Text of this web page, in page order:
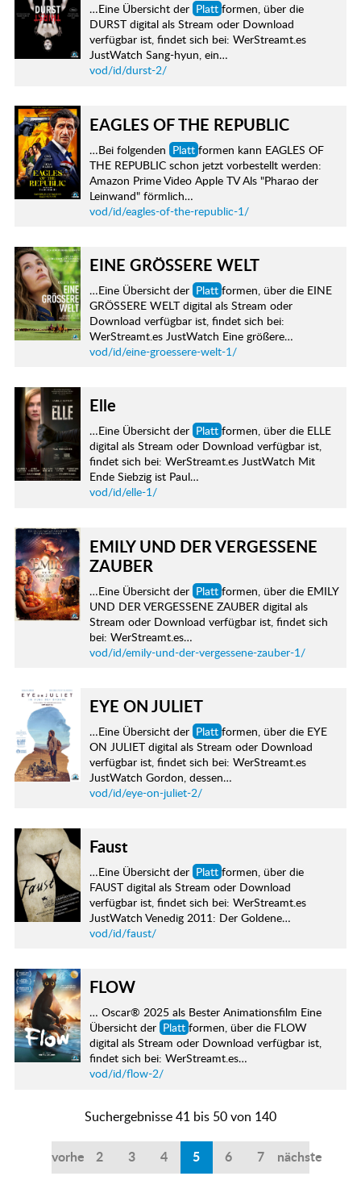
…Eine Übersicht der Platt formen, über die
DURST digital als Stream oder Download
verfügbar ist, findet sich bei: WerStreamt.es
JustWatch Sang-hyun, ein…
vod/id/durst-2/
EAGLES OF THE REPUBLIC
…Bei folgenden Platt formen kann EAGLES OF
THE REPUBLIC schon jetzt vorbestellt werden:
Amazon Prime Video Apple TV Als "Pharao der
Leinwand" förmlich…
vod/id/eagles-of-the-republic-1/
EINE GRÖSSERE WELT
…Eine Übersicht der Platt formen, über die EINE
GRÖSSERE WELT digital als Stream oder
Download verfügbar ist, findet sich bei:
WerStreamt.es JustWatch Eine größere…
vod/id/eine-groessere-welt-1/
Elle
…Eine Übersicht der Platt formen, über die ELLE
digital als Stream oder Download verfügbar ist,
findet sich bei: WerStreamt.es JustWatch Mit
Ende Siebzig ist Paul…
vod/id/elle-1/
EMILY UND DER VERGESSENE
ZAUBER
…Eine Übersicht der Platt formen, über die EMILY
UND DER VERGESSENE ZAUBER digital als
Stream oder Download verfügbar ist, findet sich
bei: WerStreamt.es…
vod/id/emily-und-der-vergessene-zauber-1/
EYE ON JULIET
…Eine Übersicht der Platt formen, über die EYE
ON JULIET digital als Stream oder Download
verfügbar ist, findet sich bei: WerStreamt.es
JustWatch Gordon, dessen…
vod/id/eye-on-juliet-2/
Faust
…Eine Übersicht der Platt formen, über die
FAUST digital als Stream oder Download
verfügbar ist, findet sich bei: WerStreamt.es
JustWatch Venedig 2011: Der Goldene…
vod/id/faust/
FLOW
… Oscar® 2025 als Bester Animationsfilm Eine
Übersicht der Platt formen, über die FLOW
digital als Stream oder Download verfügbar ist,
findet sich bei: WerStreamt.es…
vod/id/flow-2/
Suchergebnisse 41 bis 50 von 140
vorherige
2 3 4 5 6 7 nächste